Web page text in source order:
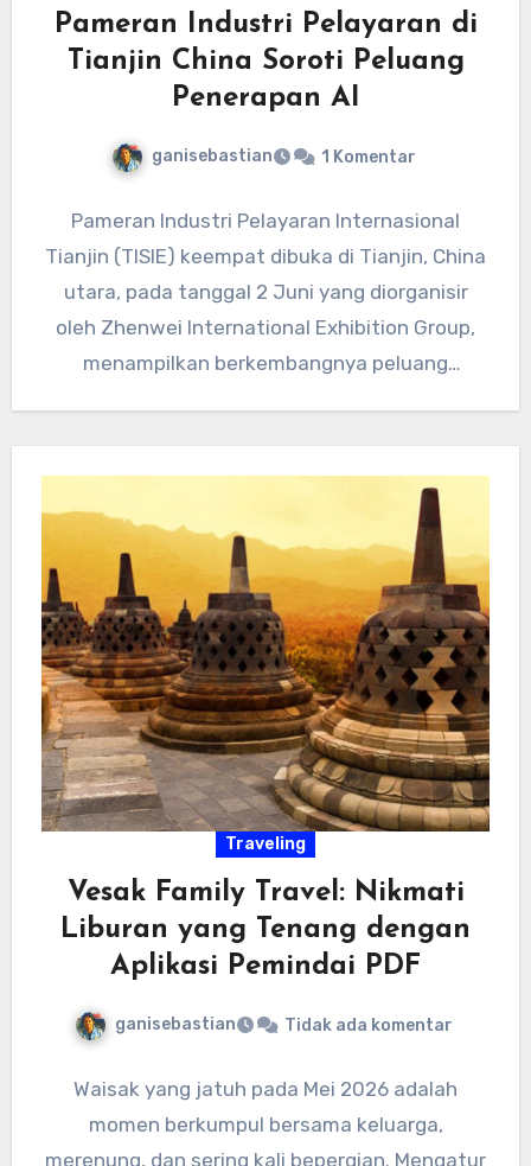
Pameran Industri Pelayaran di
Tianjin China Soroti Peluang
Penerapan AI
ganisebastian 1 Komentar
Pameran Industri Pelayaran Internasional
Tianjin (TISIE) keempat dibuka di Tianjin, China
utara, pada tanggal 2 Juni yang diorganisir
oleh Zhenwei International Exhibition Group,
menampilkan berkembangnya peluang
Traveling
Vesak Family Travel: Nikmati
Liburan yang Tenang dengan
Aplikasi Pemindai PDF
ganisebastian Tidak ada komentar
Waisak yang jatuh pada Mei 2026 adalah
momen berkumpul bersama keluarga,
merenung, dan sering kali bepergian. Mengatur